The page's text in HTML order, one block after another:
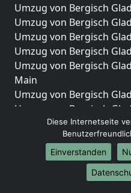
Umzug von Bergisch
Umzug von Bergisch
Umzug von Bergisch
Umzug von Bergisch
Umzug von Bergisch
Main
Umzug von Bergisch
Umzug von Bergisch
Umzug von Bergisch
Umzug von Bergisch
Umzug von Bergisch
Umzug von Bergisch
Umzug von Bergisch
Diese Internetseite
Einverstanden